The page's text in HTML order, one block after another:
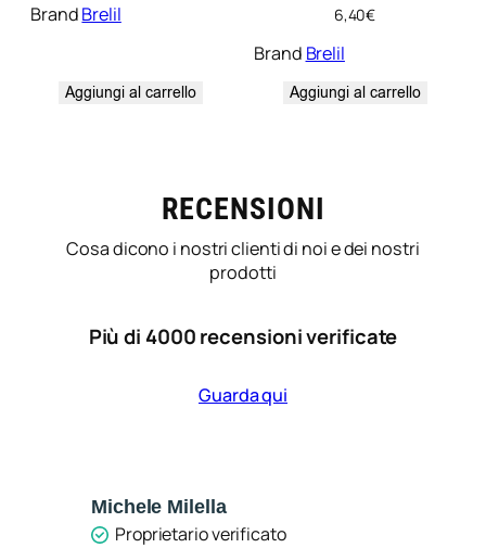
BrandBrelil
Aggiungi al carrello
6,40€
Brand Brelil
Aggiungi al carrello
RECENSIONI
Cosa dicono i nostri clienti di noi e dei nostri
prodotti
Più di 4000 recensioni verificate
Guarda qui
Michele Milella
Proprietario verificato